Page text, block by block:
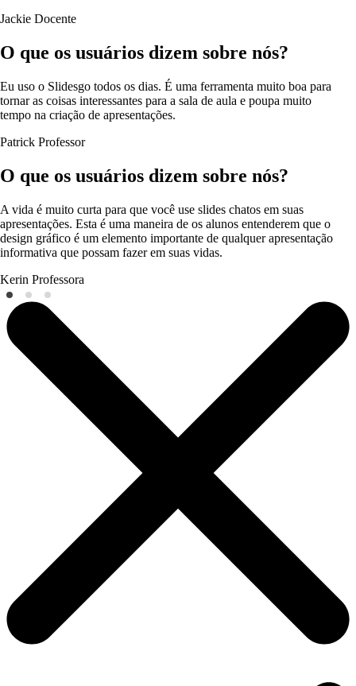
Jackie Docente
O que os usuários dizem sobre nós?
Eu uso o Slidesgo todos os dias. É uma ferramenta muito boa para
tornar as coisas interessantes para a sala de aula e poupa muito
tempo na criação de apresentações.
Patrick Professor
O que os usuários dizem sobre nós?
A vida é muito curta para que você use slides chatos em suas
apresentações. Esta é uma maneira de os alunos entenderem que o
design gráfico é um elemento importante de qualquer apresentação
informativa que possam fazer em suas vidas.
Kerin Professora